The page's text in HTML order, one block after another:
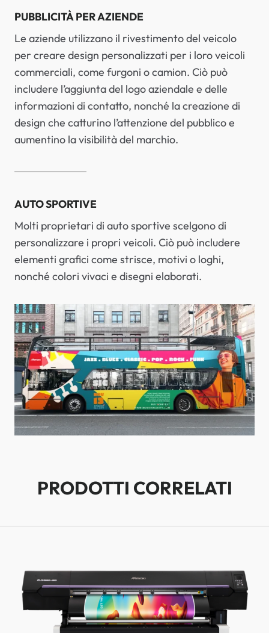
PUBBLICITÀ PER AZIENDE
Le aziende utilizzano il rivestimento del veicolo
per creare design personalizzati per i loro veicoli
commerciali, come furgoni o camion. Ciò può
includere l’aggiunta del logo aziendale e delle
informazioni di contatto, nonché la creazione di
design che catturino l’attenzione del pubblico e
aumentino la visibilità del marchio.
AUTO SPORTIVE
Molti proprietari di auto sportive scelgono di
personalizzare i propri veicoli. Ciò può includere
elementi grafici come strisce, motivi o loghi,
nonché colori vivaci e disegni elaborati.
PRODOTTI CORRELATI